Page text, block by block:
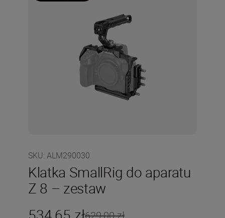
SKU: ALM290030
Klatka SmallRig do aparatu
Z 8 – zestaw
629,00 zł